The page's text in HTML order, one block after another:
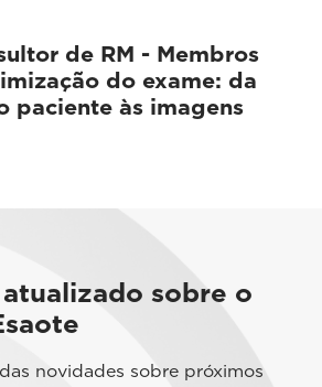
de RM - Membros
do exame: da
paciente às imagens
sobre o
novidades sobre próximos